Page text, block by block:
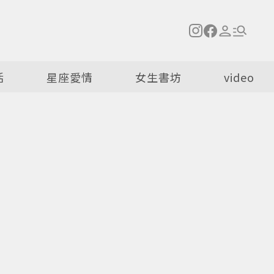
星座愛情 女生書坊 video